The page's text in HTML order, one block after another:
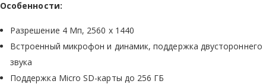
Особенности:
Разрешение 4 Мп, 2560 х 1440
Встроенный микрофон и динамик, поддержка двустороннего
звука
Поддержка Micro SD-карты до 256 ГБ